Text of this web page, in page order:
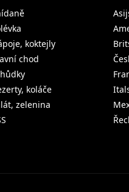
koktejly
chod
koláče
zelenina